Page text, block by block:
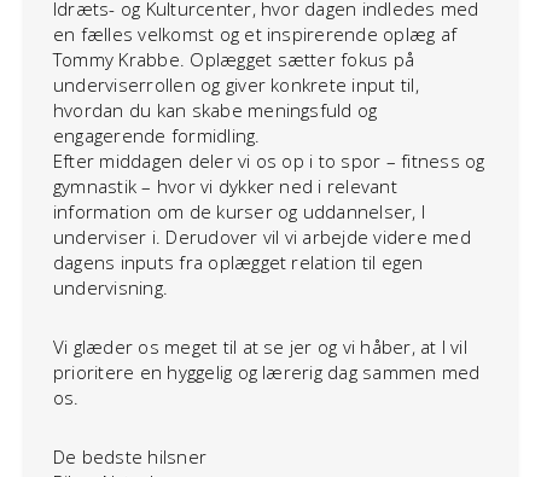
Idræts- og Kulturcenter, hvor dagen indledes med
en fælles velkomst og et inspirerende oplæg af
Tommy Krabbe. Oplægget sætter fokus på
underviserrollen og giver konkrete input til,
hvordan du kan skabe meningsfuld og
engagerende formidling.
Efter middagen deler vi os op i to spor – fitness og
gymnastik – hvor vi dykker ned i relevant
information om de kurser og uddannelser, I
underviser i. Derudover vil vi arbejde videre med
dagens inputs fra oplægget relation til egen
undervisning.
Vi glæder os meget til at se jer og vi håber, at I vil
prioritere en hyggelig og lærerig dag sammen med
os.
De bedste hilsner